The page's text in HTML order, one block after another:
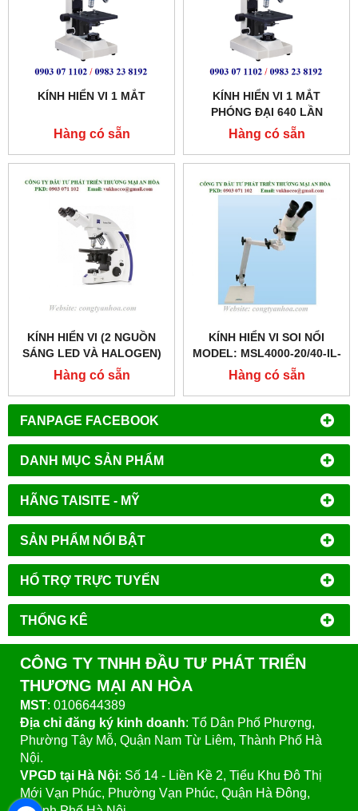
FANPAGE FACEBOOK
DANH MỤC SẢN PHẨM
HÃNG TAISITE - MỸ
SẢN PHẨM NỔI BẬT
HỔ TRỢ TRỰC TUYẾN
THỐNG KÊ
KÍNH HIỂN VI 1 MẮT
Hàng có sẵn
KÍNH HIỂN VI 1 MẮT
PHÓNG ĐẠI 640 LẦN
Hàng có sẵn
KÍNH HIỂN VI (2 NGUỒN
SÁNG LED VÀ HALOGEN)
MODEL: PRIMO STAR
Hàng có sẵn
KÍNH HIỂN VI SOI NỔI
MODEL: MSL4000-20/40-IL-
Hàng có sẵn
CÔNG TY TNHH ĐẦU TƯ PHÁT TRIỂN
THƯƠNG MẠI AN HÒA
MST: 0106644389
Địa chỉ đăng ký kinh doanh: Tổ Dân Phố Phượng,
Phường Tây Mỗ, Quận Nam Từ Liêm, Thành Phố Hà
Nội.
VPGD tại Hà Nội: Số 14 - Liền Kề 2, Tiểu Khu Đô Thị
Mới Vạn Phúc, Phường Vạn Phúc, Quận Hà Đông,